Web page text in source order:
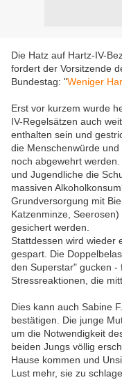
Die Hatz auf Hartz-IV-
fordert der Vorsitzende
Bundestag: "Weniger
Erst vor kurzem wurde
IV-Regelsätzen auch
enthalten sein und
die Menschenwürde
noch abgewehrt
und Jugendliche die
massiven
Grundversorgung mit
Katzenminze,
gesichert werden.
Stattdessen wird wieder
gespart. Die
den Superstar" gucken -
Stressreaktionen, die
Dies kann auch Sabine
bestätigen. Die junge
um die Notwendigkeit
beiden Jungs völlig
Hause kommen und
Lust mehr, sie zu